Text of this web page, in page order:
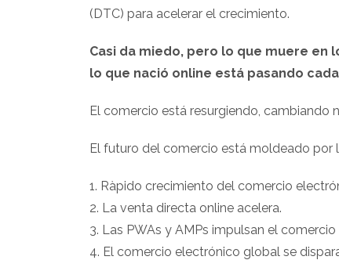
(DTC) para acelerar el crecimiento.
Casi da miedo, pero lo que muere
lo que nació online está pasando
El comercio está resurgiendo, cambiando
El futuro del comercio está moldeado por
1. Ràpido crecimiento del comercio
2. La venta directa online acelera.
3. Las PWAs y AMPs impulsan el comercio
4. El comercio electrónico global se